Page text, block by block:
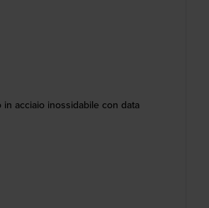
acciaio inossidabile con data